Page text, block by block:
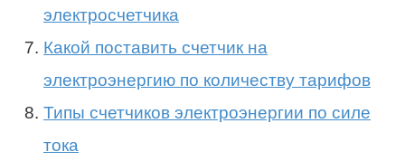
электросчетчика
Какой поставить счетчик на
электроэнергию по количеству тарифов
Типы счетчиков электроэнергии по силе
тока